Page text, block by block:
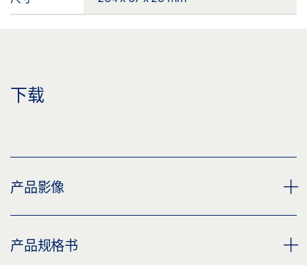
下载
产品影像
天花板夹紧固定弯角 GC 365 / GC 341
产品规格书